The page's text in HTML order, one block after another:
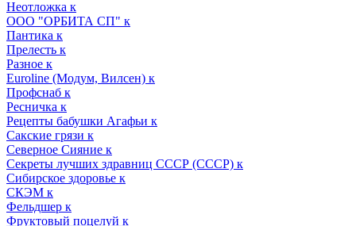
Неотложка к
ООО "ОРБИТА СП" к
Пантика к
Прелесть к
Разное к
Euroline (Модум, Вилсен) к
Профснаб к
Ресничка к
Рецепты бабушки Агафьи к
Сакские грязи к
Северное Сияние к
Секреты лучших здравниц СССР (СССР) к
Сибирское здоровье к
СКЭМ к
Фельдшер к
Фруктовый поцелуй к